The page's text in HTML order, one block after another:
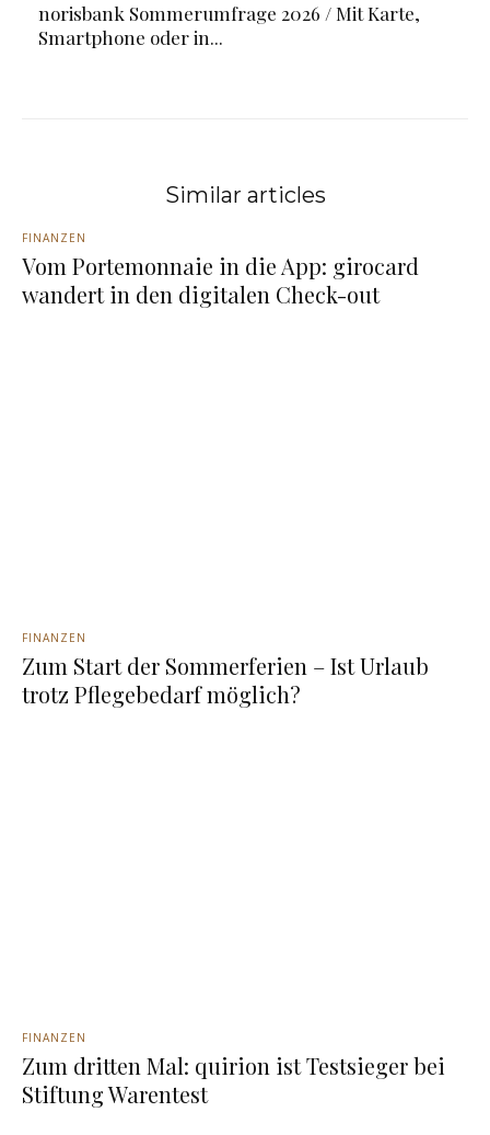
norisbank Sommerumfrage 2026 / Mit Karte,
Smartphone oder in...
Similar articles
FINANZEN
Vom Portemonnaie in die App: girocard
wandert in den digitalen Check-out
FINANZEN
Zum Start der Sommerferien – Ist Urlaub
trotz Pflegebedarf möglich?
FINANZEN
Zum dritten Mal: quirion ist Testsieger bei
Stiftung Warentest